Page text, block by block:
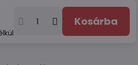
Kosárba